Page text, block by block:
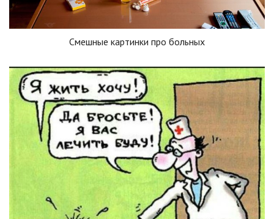
Смешные картинки про больных